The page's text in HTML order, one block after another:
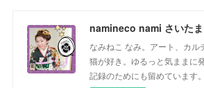
namineco nami さいた
なみねこ なみ。アート、カル
猫が好き。ゆるっと気ままに
記録のためにも留めています。